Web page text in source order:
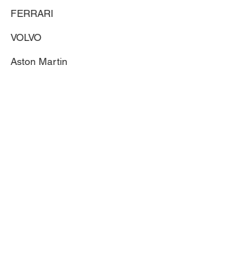
FERRARI
VOLVO
Aston Martin